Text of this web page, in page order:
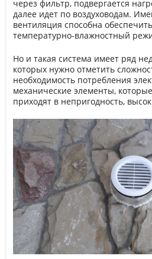
через фильтр, подвергается
далее идет по воздуховодам.
вентиляция способна
температурно-влажностный
Но и такая система имеет ряд
которых нужно отметить
необходимость потребления
механические элементы,
приходят в непригодность,